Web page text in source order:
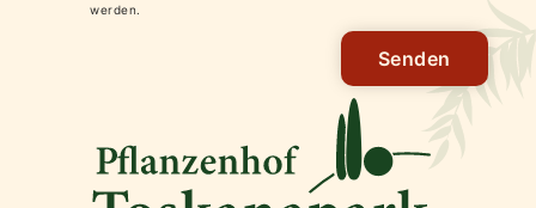
werden.
Senden